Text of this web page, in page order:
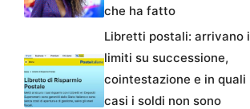
che ha fatto
Libretti postali: arrivano i
limiti su successione,
cointestazione e in quali
casi i soldi non sono